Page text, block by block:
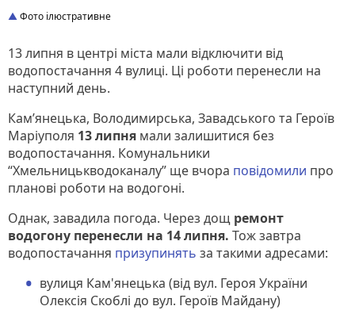
Фото ілюстративне
13 липня в центрі міста мали відключити від
водопостачання 4 вулиці. Ці роботи перенесли на
наступний день.
Кам’янецька, Володимирська, Завадського та Героїв
Маріуполя 13 липня мали залишитися без
водопостачання. Комунальники
“Хмельницькводоканалу” ще вчора повідомили про
планові роботи на водогоні.
Однак, завадила погода. Через дощ ремонт
водогону перенесли на 14 липня. Тож завтра
водопостачання призупинять за такими адресами:
вулиця Кам'янецька (від вул. Героя України
Олексія Скоблі до вул. Героїв Майдану)